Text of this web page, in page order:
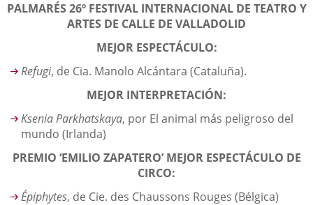
PALMARÉS 26º FESTIVAL INTERNACIONAL DE TEATRO Y
ARTES DE CALLE DE VALLADOLID
MEJOR ESPECTÁCULO:
Refugi, de Cia. Manolo Alcántara (Cataluña).
MEJOR INTERPRETACIÓN:
Ksenia Parkhatskaya, por El animal más peligroso del
mundo (Irlanda)
PREMIO ‘EMILIO ZAPATERO’ MEJOR ESPECTÁCULO DE
CIRCO:
Épiphytes, de Cie. des Chaussons Rouges (Bélgica)